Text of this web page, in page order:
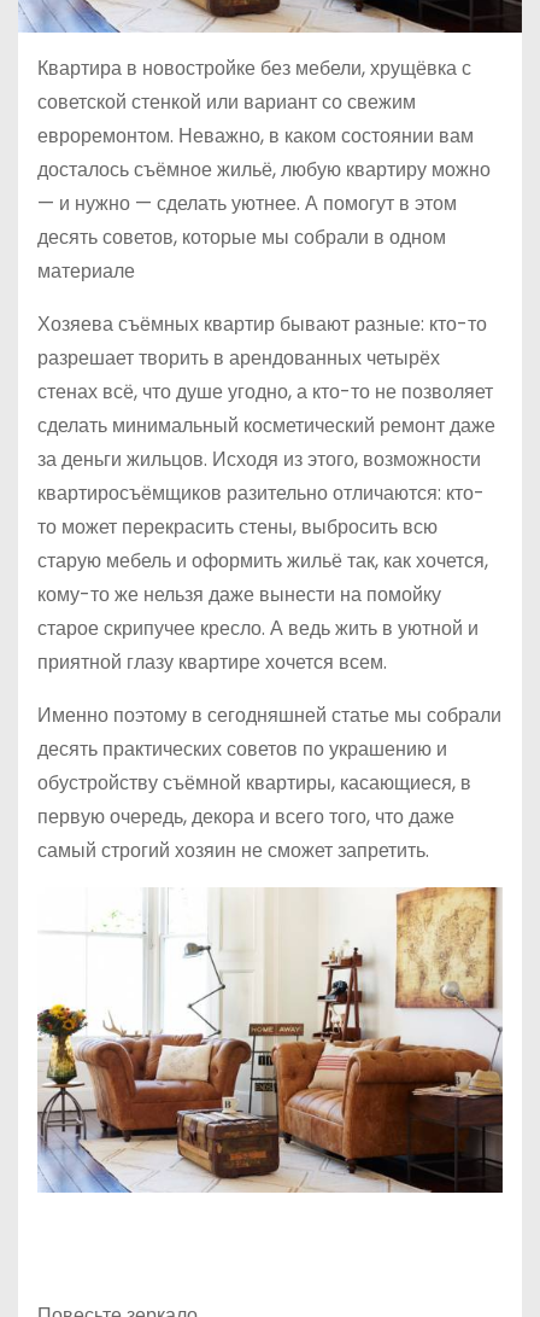
Квартира в новостройке без мебели, хрущёвка с
советской стенкой или вариант со свежим
евроремонтом. Неважно, в каком состоянии вам
досталось съёмное жильё, любую квартиру можно
— и нужно — сделать уютнее. А помогут в этом
десять советов, которые мы собрали в одном
материале
Хозяева съёмных квартир бывают разные: кто-то
разрешает творить в арендованных четырёх
стенах всё, что душе угодно, а кто-то не позволяет
сделать минимальный косметический ремонт даже
за деньги жильцов. Исходя из этого, возможности
квартиросъёмщиков разительно отличаются: кто-
то может перекрасить стены, выбросить всю
старую мебель и оформить жильё так, как хочется,
кому-то же нельзя даже вынести на помойку
старое скрипучее кресло. А ведь жить в уютной и
приятной глазу квартире хочется всем.
Именно поэтому в сегодняшней статье мы собрали
десять практических советов по украшению и
обустройству съёмной квартиры, касающиеся, в
первую очередь, декора и всего того, что даже
самый строгий хозяин не сможет запретить.